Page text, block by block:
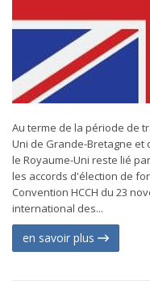
Au terme de la période de
Uni de Grande-Bretagne et
le Royaume-Uni reste lié
les accords d'élection de
Convention HCCH du 23
international des...
en savoir plus